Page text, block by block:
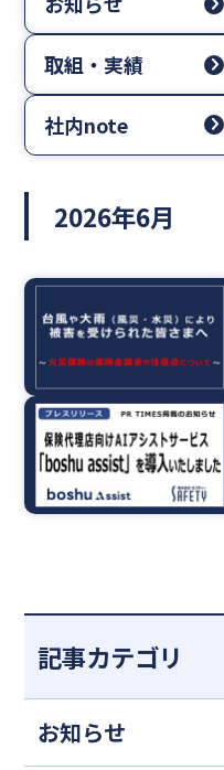
取組・実績
社内note
2026年6月
記事カテゴリ
お知らせ